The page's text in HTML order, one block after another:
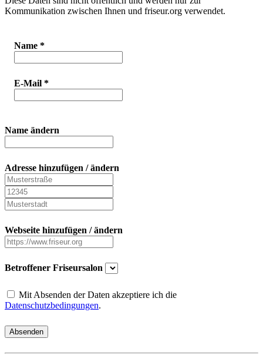
Kommunikation zwischen Ihnen und friseur.org verwendet.
Name *
E-Mail *
Name ändern
Adresse hinzufügen / ändern
Webseite hinzufügen / ändern
Betroffener Friseursalon
Mit Absenden der Daten akzeptiere ich die
Datenschutzbedingungen.
Absenden